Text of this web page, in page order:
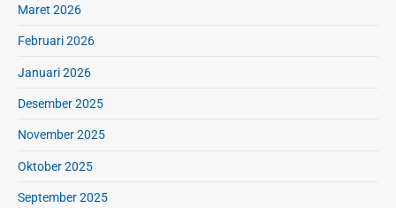
m
b
n
a
n
Maret 2026
Februari 2026
Januari 2026
Desember 2025
November 2025
Oktober 2025
September 2025